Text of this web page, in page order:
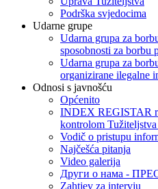
Podrška svjedocima
Udarne grupe
Udarna grupa za
sposobnosti za borbu
Udarna grupa za
organizirane ilegalne
Odnosi s javnošću
Općenito
INDEX REGISTAR
kontrolom
Vodič o pristupu
Najčešća pitanja
Video galerija
Други о нама -
Zahtjev za intervju